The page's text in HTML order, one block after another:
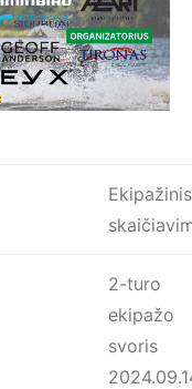
Ekipažinis
2-turo
ekipažo
svoris